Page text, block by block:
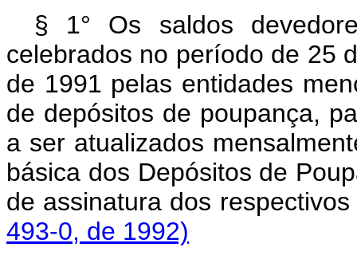
§ 1° Os saldos
celebrados no período de 25
de 1991 pelas entidades
de depósitos de poupança,
a ser atualizados
básica dos Depósitos de
de assinatura dos
493-0, de 1992)